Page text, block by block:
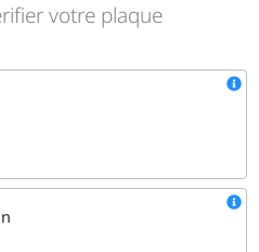
votre plaque